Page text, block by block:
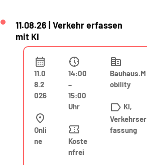
11.08.26 | Verkehr erfassen
mit KI
11.0
8.2
026
Onli
ne
14:00
–
15:00
Uhr
Koste
nfrei
Bauhaus.M
obility
KI,
Verkehrser
fassung